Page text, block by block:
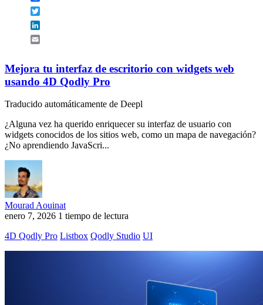
Mejora tu interfaz de escritorio con widgets web
usando 4D Qodly Pro
Traducido automáticamente de Deepl
¿Alguna vez ha querido enriquecer su interfaz de usuario con
widgets conocidos de los sitios web, como un mapa de navegación?
¿No aprendiendo JavaScri...
Mourad Aouinat
enero 7, 2026 1 tiempo de lectura
4D Qodly Pro Listbox Qodly Studio UI